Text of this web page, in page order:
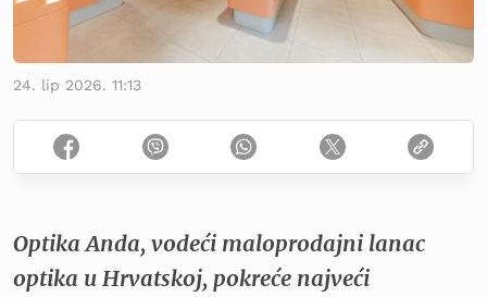
24. lip 2026. 11:13
Optika Anda, vodeći maloprodajni lanac
optika u Hrvatskoj, pokreće najveći